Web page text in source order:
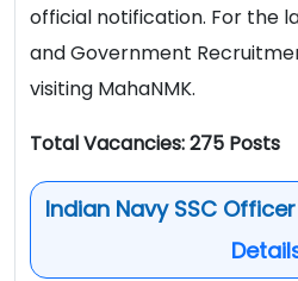
official notification. For the
and Government
visiting MahaNMK.
Total Vacancies: 275 Posts
Indian Navy SSC